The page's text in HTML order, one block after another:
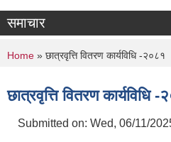
समाचार
You are here
Home » छात्रवृत्ति वितरण कार्यविधि -२०८१
छात्रवृत्ति वितरण कार्यविधि -
Submitted on: Wed, 06/11/